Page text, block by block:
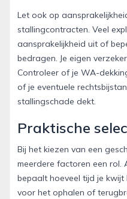
Let ook op
stallingcontracten. Veel
aansprakelijkheid uit of
bedragen. Je eigen
Controleer of je WA-
of je eventuele
stallingschade dekt.
Praktische
Bij het kiezen van een
meerdere factoren een
bepaalt hoeveel tijd je
voor het ophalen of